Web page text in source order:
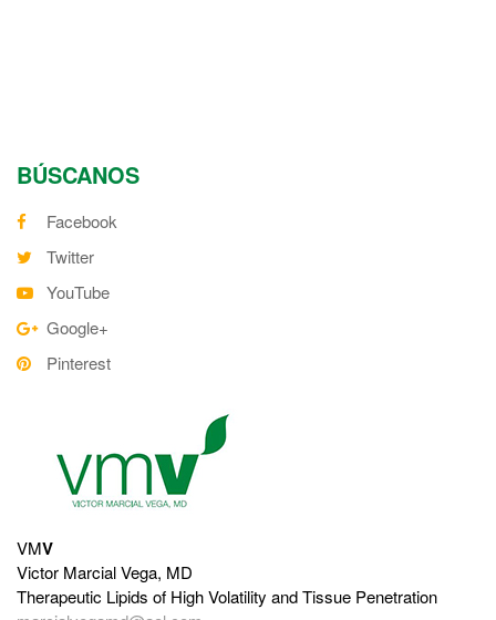
BÚSCANOS
Facebook
Twitter
YouTube
Google+
Pinterest
VMV
Victor Marcial Vega, MD
Therapeutic Lipids of High Volatility and Tissue Penetration